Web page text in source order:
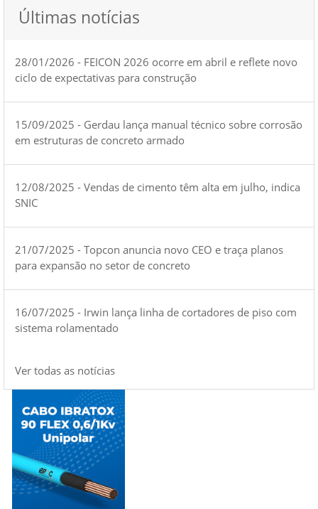
Últimas notícias
28/01/2026 - FEICON 2026 ocorre em abril e reflete novo
ciclo de expectativas para construção
15/09/2025 - Gerdau lança manual técnico sobre corrosão
em estruturas de concreto armado
12/08/2025 - Vendas de cimento têm alta em julho, indica
SNIC
21/07/2025 - Topcon anuncia novo CEO e traça planos
para expansão no setor de concreto
16/07/2025 - Irwin lança linha de cortadores de piso com
sistema rolamentado
Ver todas as notícias